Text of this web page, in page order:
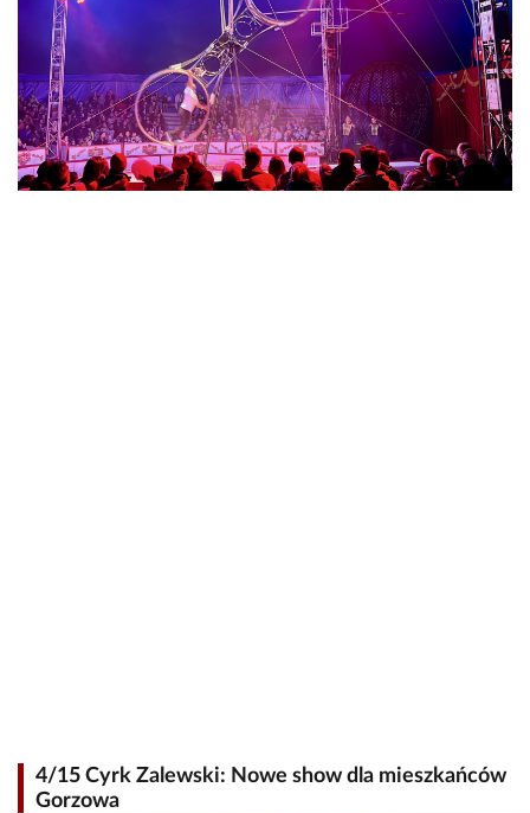
4/15 Cyrk Zalewski: Nowe show dla mieszkańców
Gorzowa